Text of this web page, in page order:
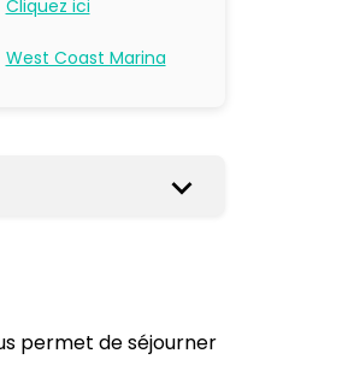
Cliquez ici
West Coast Marina
permet de séjourner